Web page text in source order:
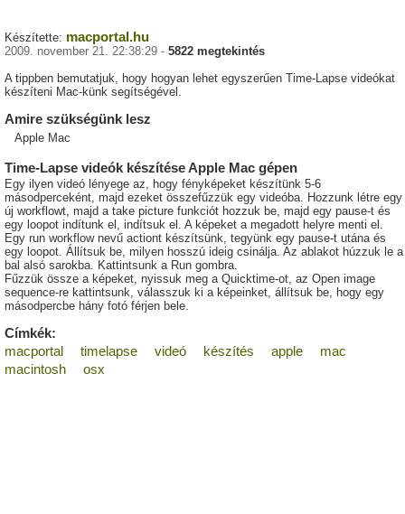
Készítette: macportal.hu
2009. november 21. 22:38:29 - 5822 megtekintés
A tippben bemutatjuk, hogy hogyan lehet egyszerűen Time-Lapse videókat
készíteni Mac-künk segítségével.
Amire szükségünk lesz
Apple Mac
Time-Lapse videók készítése Apple Mac gépen
Egy ilyen videó lényege az, hogy fényképeket készítünk 5-6
másodperceként, majd ezeket összefűzzük egy videóba. Hozzunk létre egy
új workflowt, majd a take picture funkciót hozzuk be, majd egy pause-t és
egy loopot indítunk el, indítsuk el. A képeket a megadott helyre menti el.
Egy run workflow nevű actiont készítsünk, tegyünk egy pause-t utána és
egy loopot. Állítsuk be, milyen hosszú ideig csinálja. Az ablakot húzzuk le a
bal alsó sarokba. Kattintsunk a Run gombra.
Fűzzük össze a képeket, nyissuk meg a Quicktime-ot, az Open image
sequence-re kattintsunk, válasszuk ki a képeinket, állítsuk be, hogy egy
másodpercbe hány fotó férjen bele.
Címkék:
macportal
timelapse videó készítés apple
mac
macintosh
osx